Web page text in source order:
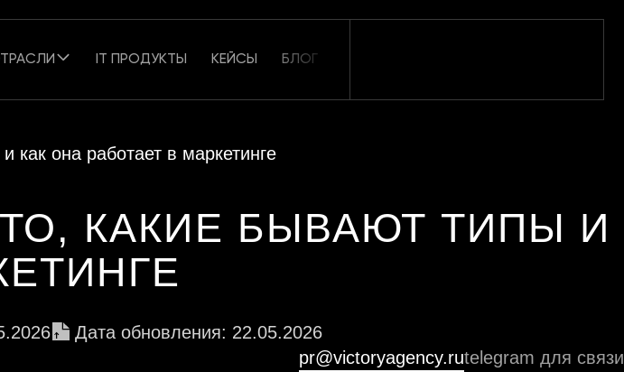
IT ПРОДУКТЫ КЕЙСЫ БЛОГ
как она работает в маркетинге
КАКИЕ БЫВАЮТ ТИПЫ И
Дата обновления: 22.05.2026
pr@victoryagency.rutelegram для связи